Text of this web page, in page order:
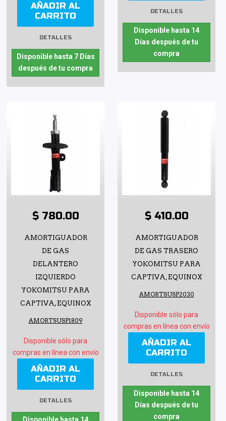
AÑADIR AL
CARRITO
DETALLES
Disponible hasta 7 Días
después de tu compra
DETALLES
Disponible hasta 14
Días después de tu
compra
$ 780.00
AMORTIGUADOR
DE GAS
DELANTERO
IZQUIERDO
YOKOMITSU PARA
CAPTIVA, EQUINOX
AMORTSUSP1809
Disponible sólo para
compras en línea con envío
AÑADIR AL
CARRITO
DETALLES
$ 410.00
AMORTIGUADOR
DE GAS TRASERO
YOKOMITSU PARA
CAPTIVA, EQUINOX
AMORTSUSP2030
Disponible sólo para
compras en línea con envío
AÑADIR AL
CARRITO
DETALLES
Disponible hasta 14
Días después de tu
compra